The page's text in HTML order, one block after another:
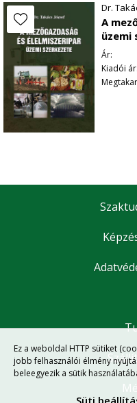
Dr.
A
üzemi
Ár:
Kiadói ár:
Ez a weboldal HTTP sütiket
jobb felhasználói élmény
beleegyezik a sütik
Süti